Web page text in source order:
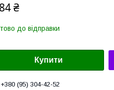
₴
до відправки
Купити
+380 (95) 304-42-52